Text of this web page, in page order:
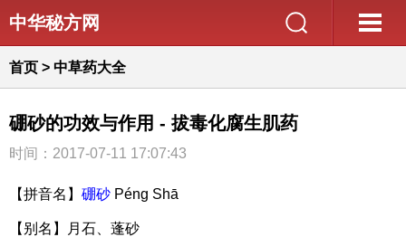
中华秘方网
首页 > 中草药大全
硼砂的功效与作用 - 拔毒化腐生肌药
时间：2017-07-11 17:07:43
【拼音名】 硼砂 Pénɡ Shā
【别名】月石、蓬砂